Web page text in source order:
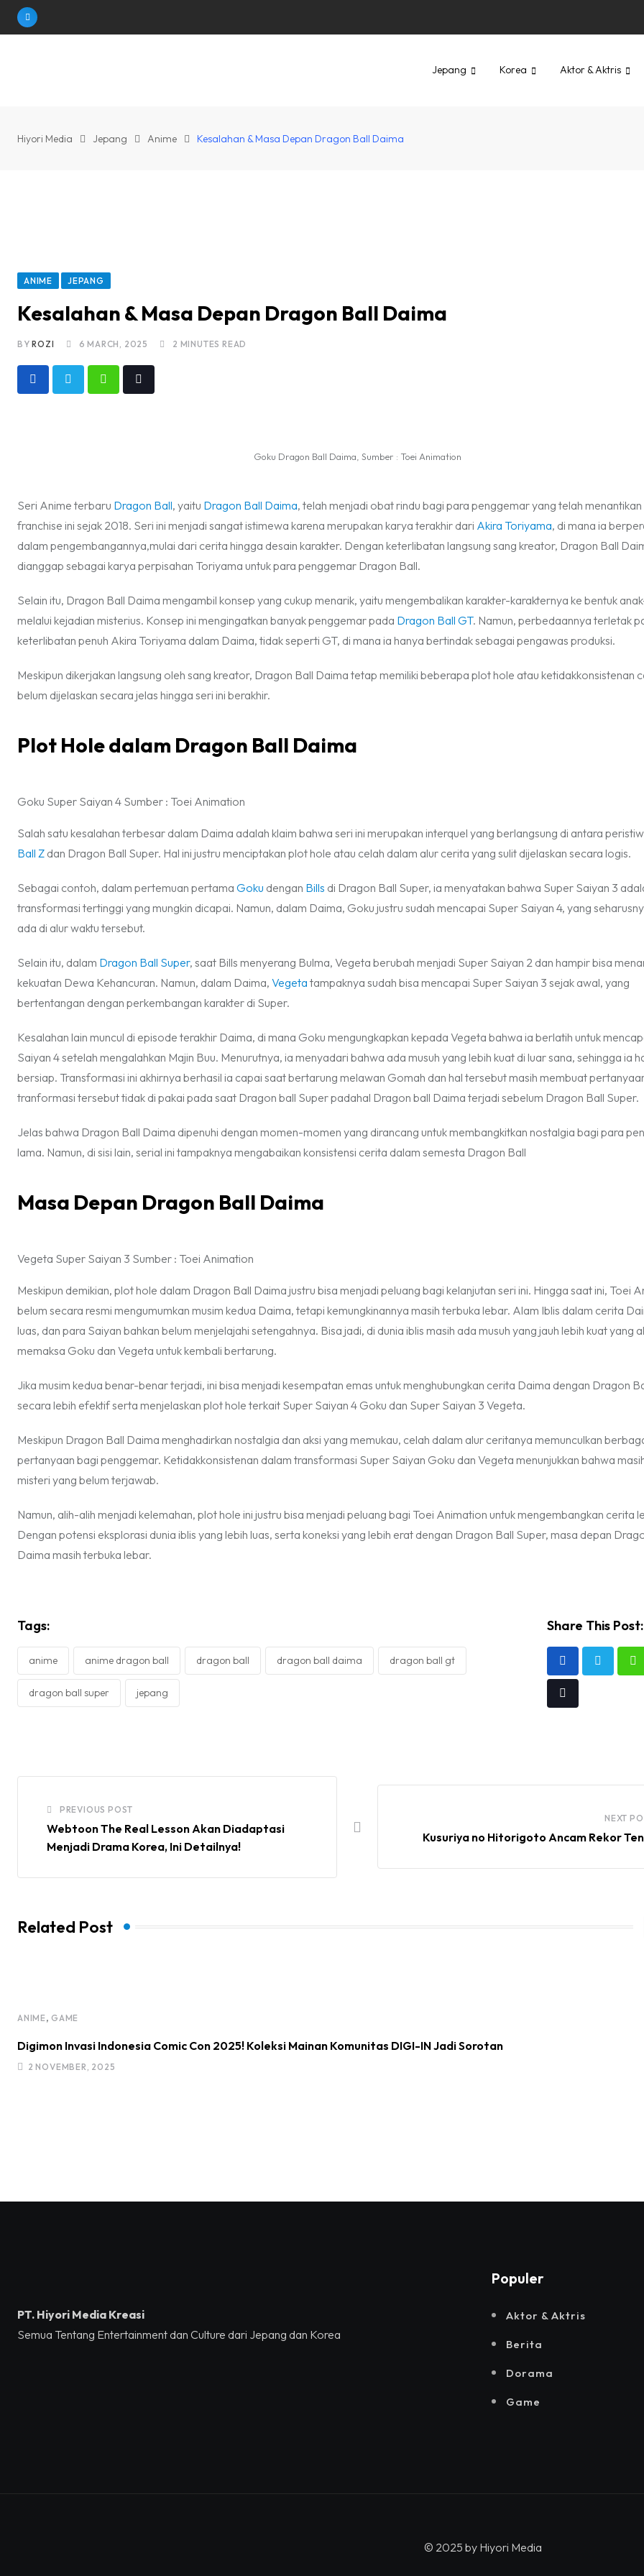
Skip
Jepang Korea Aktor & Aktris
Hiyori Media Jepang Anime Kesalahan & Masa Depan Dragon Ball Daima
ANIME JEPANG
Kesalahan & Masa Depan Dragon Ball Daima
BYROZI 6 MARCH, 2025 2 MINUTES READ
Whatsapp
Tiktok
Goku Dragon Ball Daima, Sumber : Toei Animation
Seri Anime terbaru Dragon Ball, yaitu Dragon Ball Daima, telah menjadi obat rindu bagi para penggemar yang telah menantikan
franchise ini sejak 2018. Seri ini menjadi sangat istimewa karena merupakan karya terakhir dari Akira Toriyama, di mana ia
dalam pengembangannya,mulai dari cerita hingga desain karakter. Dengan keterlibatan langsung sang kreator, Dragon Ball
dianggap sebagai karya perpisahan Toriyama untuk para penggemar Dragon Ball.
Selain itu, Dragon Ball Daima mengambil konsep yang cukup menarik, yaitu mengembalikan karakter-karakternya ke bentuk
melalui kejadian misterius. Konsep ini mengingatkan banyak penggemar pada Dragon Ball GT. Namun, perbedaannya terletak
keterlibatan penuh Akira Toriyama dalam Daima, tidak seperti GT, di mana ia hanya bertindak sebagai pengawas produksi.
Meskipun dikerjakan langsung oleh sang kreator, Dragon Ball Daima tetap memiliki beberapa plot hole atau ketidakkonsistenan
belum dijelaskan secara jelas hingga seri ini berakhir.
Plot Hole dalam Dragon Ball Daima
Goku Super Saiyan 4 Sumber : Toei Animation
Salah satu kesalahan terbesar dalam Daima adalah klaim bahwa seri ini merupakan interquel yang berlangsung di antara
Ball Z dan Dragon Ball Super. Hal ini justru menciptakan plot hole atau celah dalam alur cerita yang sulit dijelaskan secara logis.
Sebagai contoh, dalam pertemuan pertama Goku dengan Bills di Dragon Ball Super, ia menyatakan bahwa Super Saiyan 3
transformasi tertinggi yang mungkin dicapai. Namun, dalam Daima, Goku justru sudah mencapai Super Saiyan 4, yang
ada di alur waktu tersebut.
Selain itu, dalam Dragon Ball Super, saat Bills menyerang Bulma, Vegeta berubah menjadi Super Saiyan 2 dan hampir bisa
kekuatan Dewa Kehancuran. Namun, dalam Daima, Vegeta tampaknya sudah bisa mencapai Super Saiyan 3 sejak awal, yang
bertentangan dengan perkembangan karakter di Super.
Kesalahan lain muncul di episode terakhir Daima, di mana Goku mengungkapkan kepada Vegeta bahwa ia berlatih untuk
Saiyan 4 setelah mengalahkan Majin Buu. Menurutnya, ia menyadari bahwa ada musuh yang lebih kuat di luar sana, sehingga ia
bersiap. Transformasi ini akhirnya berhasil ia capai saat bertarung melawan Gomah dan hal tersebut masih membuat
tranformasi tersebut tidak di pakai pada saat Dragon ball Super padahal Dragon ball Daima terjadi sebelum Dragon Ball Super.
Jelas bahwa Dragon Ball Daima dipenuhi dengan momen-momen yang dirancang untuk membangkitkan nostalgia bagi para
lama. Namun, di sisi lain, serial ini tampaknya mengabaikan konsistensi cerita dalam semesta Dragon Ball
Masa Depan Dragon Ball Daima
Vegeta Super Saiyan 3 Sumber : Toei Animation
Meskipun demikian, plot hole dalam Dragon Ball Daima justru bisa menjadi peluang bagi kelanjutan seri ini. Hingga saat ini, Toei
belum secara resmi mengumumkan musim kedua Daima, tetapi kemungkinannya masih terbuka lebar. Alam Iblis dalam cerita
luas, dan para Saiyan bahkan belum menjelajahi setengahnya. Bisa jadi, di dunia iblis masih ada musuh yang jauh lebih kuat yang
memaksa Goku dan Vegeta untuk kembali bertarung.
Jika musim kedua benar-benar terjadi, ini bisa menjadi kesempatan emas untuk menghubungkan cerita Daima dengan Dragon
secara lebih efektif serta menjelaskan plot hole terkait Super Saiyan 4 Goku dan Super Saiyan 3 Vegeta.
Meskipun Dragon Ball Daima menghadirkan nostalgia dan aksi yang memukau, celah dalam alur ceritanya memunculkan
pertanyaan bagi penggemar. Ketidakkonsistenan dalam transformasi Super Saiyan Goku dan Vegeta menunjukkan bahwa
misteri yang belum terjawab.
Namun, alih-alih menjadi kelemahan, plot hole ini justru bisa menjadi peluang bagi Toei Animation untuk mengembangkan cerita
Dengan potensi eksplorasi dunia iblis yang lebih luas, serta koneksi yang lebih erat dengan Dragon Ball Super, masa depan
Daima masih terbuka lebar.
Tags:
anime anime dragon ball dragon ball dragon ball daima dragon ball gt
dragon ball super jepang
Share This Post:
Tiktok
PREVIOUS POST
Webtoon The Real Lesson Akan Diadaptasi
Menjadi Drama Korea, Ini Detailnya!
NEXT
Kusuriya no Hitorigoto Ancam Rekor
Related Post
ANIME , GAME
Digimon Invasi Indonesia Comic Con 2025! Koleksi Mainan Komunitas DIGI-IN Jadi Sorotan
2 NOVEMBER, 2025
PT. Hiyori Media Kreasi
Semua Tentang Entertainment dan Culture dari Jepang dan Korea
Populer
Aktor & Aktris
Berita
Dorama
Game
© 2025 by Hiyori Media